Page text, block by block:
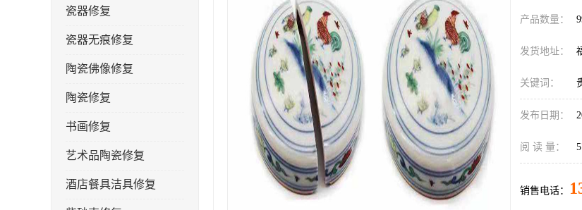
瓷器修复
瓷器无痕修复
陶瓷佛像修复
陶瓷修复
书画修复
艺术品陶瓷修复
酒店餐具洁具修复
产品数量：
发货地址：
关键词：
发布日期：
阅 读 量：
销售电话：